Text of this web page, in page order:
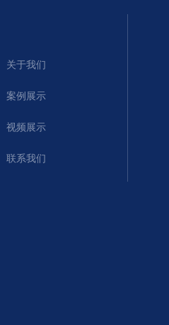
关于我们
案例展示
视频展示
联系我们